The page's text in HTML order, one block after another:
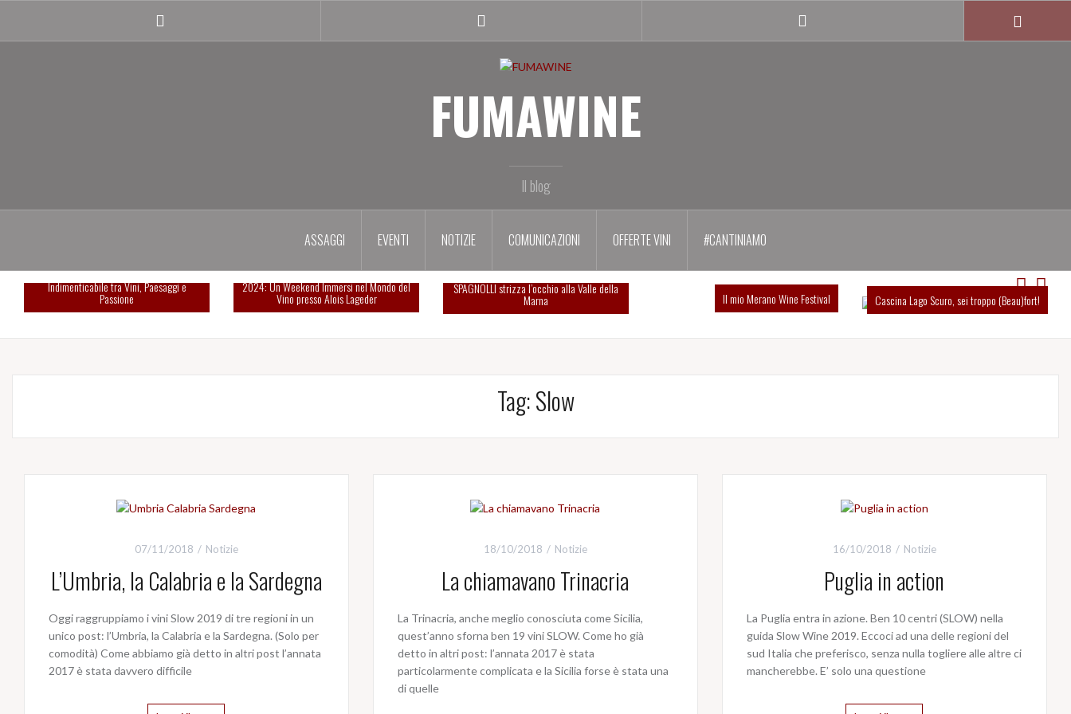
contenuto
profile
profile
profile
FUMAWINE
Il blog
ASSAGGI EVENTI NOTIZIE COMUNICAZIONI OFFERTE VINI #CANTINIAMO
Summa 2025: Una Giornata
Indimenticabile tra Vini, Paesaggi e
Passione
Esperienza indimenticabile al SUMMA
2024: Un Weekend Immersi nel Mondo del
Vino presso Alois Lageder
SPAGNOLLI strizza l’occhio alla Valle della
Marna Il mio Merano Wine Festival Cascina Lago Scuro, sei troppo (Beau)fort!
Tag:Slow
07/11/2018 Notizie
L’Umbria, la Calabria e la Sardegna
Oggi raggruppiamo i vini Slow 2019 di tre regioni in un
unico post: l’Umbria, la Calabria e la Sardegna. (Solo per
comodità) Come abbiamo già detto in altri post l’annata
2017 è stata davvero difficile
18/10/2018 Notizie
La chiamavano Trinacria
La Trinacria, anche meglio conosciuta come Sicilia,
quest’anno sforna ben 19 vini SLOW. Come ho già
detto in altri post: l’annata 2017 è stata
particolarmente complicata e la Sicilia forse è stata una
di quelle
16/10/2018 Notizie
Puglia in action
La Puglia entra in azione. Ben 10 centri (SLOW) nella
guida Slow Wine 2019. Eccoci ad una delle regioni del
sud Italia che preferisco, senza nulla togliere alle altre ci
mancherebbe. E’ solo una questione